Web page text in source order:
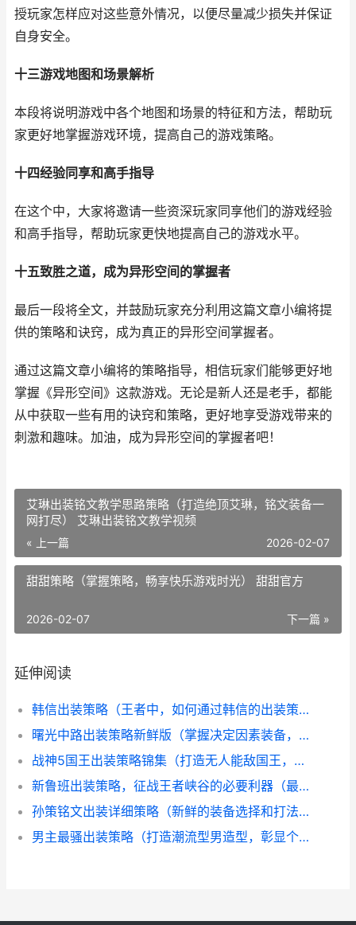
授玩家怎样应对这些意外情况，以便尽量减少损失并保证
自身安全。
十三游戏地图和场景解析
本段将说明游戏中各个地图和场景的特征和方法，帮助玩
家更好地掌握游戏环境，提高自己的游戏策略。
十四经验同享和高手指导
在这个中，大家将邀请一些资深玩家同享他们的游戏经验
和高手指导，帮助玩家更快地提高自己的游戏水平。
十五致胜之道，成为异形空间的掌握者
最后一段将全文，并鼓励玩家充分利用这篇文章小编将提
供的策略和诀窍，成为真正的异形空间掌握者。
通过这篇文章小编将的策略指导，相信玩家们能够更好地
掌握《异形空间》这款游戏。无论是新人还是老手，都能
从中获取一些有用的诀窍和策略，更好地享受游戏带来的
刺激和趣味。加油，成为异形空间的掌握者吧！
艾琳出装铭文教学思路策略（打造绝顶艾琳，铭文装备一
网打尽） 艾琳出装铭文教学视频
« 上一篇 2026-02-07
甜甜策略（掌握策略，畅享快乐游戏时光） 甜甜官方
下一篇 »
2026-02-07
延伸阅读
韩信出装策略（王者中，如何通过韩信的出装策略获取胜利？） 韩信的出装最强2020
曙光中路出装策略新鲜版（掌握决定因素装备，成就王者） 曙光出什么装备
战神5国王出装策略锦集（打造无人能敌国王，征服大陆的终极指导！） 战神5boss
新鲁班出装策略，征战王者峡谷的必要利器（最佳平衡技能和装备的决定因素，揭晓新鲁班的霸道之路） 鲁班新手出装攻略
孙策铭文出装详细策略（新鲜的装备选择和打法诀窍大揭晓） 孙策的铭文出装
男主最骚出装策略（打造潮流型男造型，彰显个性魔力） 男主最骚出装策略游戏